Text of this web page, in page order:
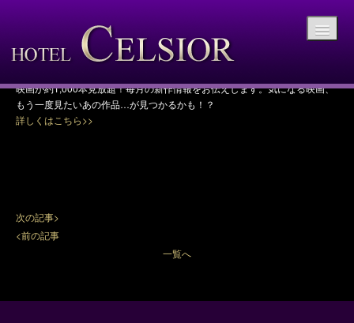
の新作を更新しました！
映画が約1,000本見放題！毎月の新作情報をお伝えします。気になる映画、
もう一度見たいあの作品…が見つかるかも！？
詳しくはこちら>>
次の記事>
<前の記事
一覧へ